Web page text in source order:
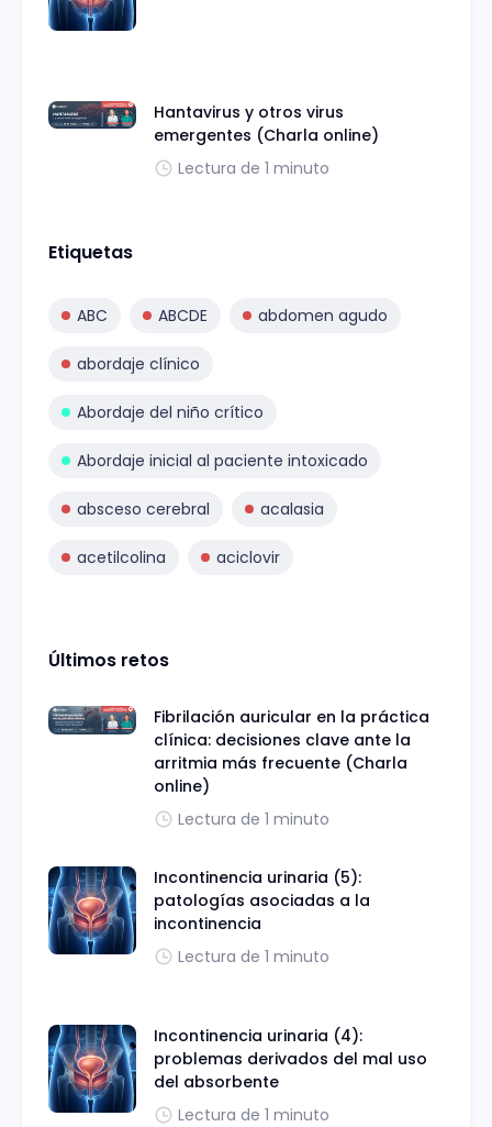
Hantavirus y otros virus
emergentes (Charla online)
Lectura de 1 minuto
Etiquetas
ABC ABCDE abdomen agudo
abordaje clínico
Abordaje del niño crítico
Abordaje inicial al paciente intoxicado
absceso cerebral acalasia
acetilcolina aciclovir
Últimos retos
Fibrilación auricular en la práctica
clínica: decisiones clave ante la
arritmia más frecuente (Charla
online)
Lectura de 1 minuto
Incontinencia urinaria (5):
patologías asociadas a la
incontinencia
Lectura de 1 minuto
Incontinencia urinaria (4):
problemas derivados del mal uso
del absorbente
Lectura de 1 minuto